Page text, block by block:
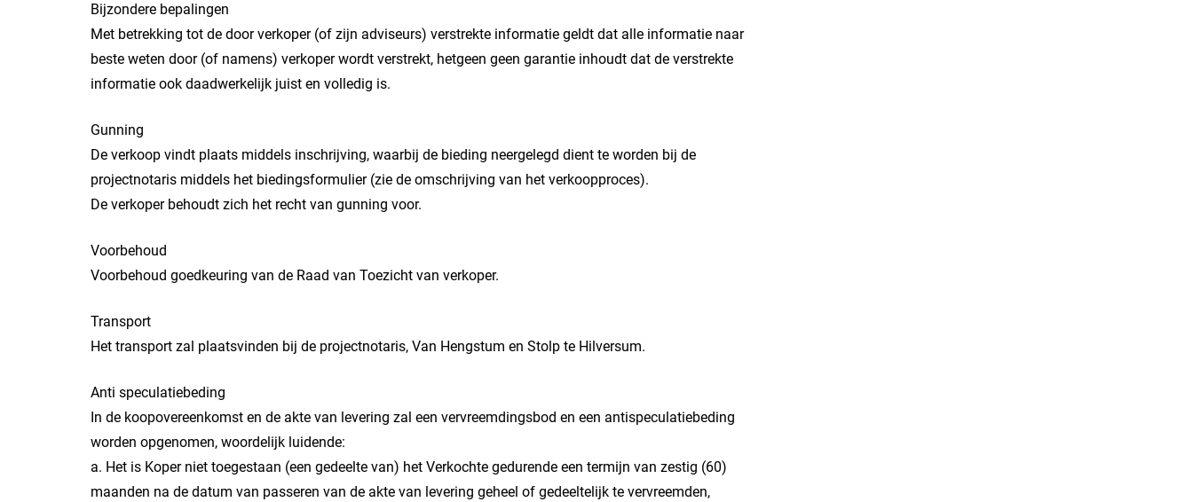
Bijzondere bepalingen
Met betrekking tot de door verkoper (of zijn adviseurs) verstrekte informatie geldt dat alle informatie naar
beste weten door (of namens) verkoper wordt verstrekt, hetgeen geen garantie inhoudt dat de verstrekte
informatie ook daadwerkelijk juist en volledig is.
Gunning
De verkoop vindt plaats middels inschrijving, waarbij de bieding neergelegd dient te worden bij de
projectnotaris middels het biedingsformulier (zie de omschrijving van het verkoopproces).
De verkoper behoudt zich het recht van gunning voor.
Voorbehoud
Voorbehoud goedkeuring van de Raad van Toezicht van verkoper.
Transport
Het transport zal plaatsvinden bij de projectnotaris, Van Hengstum en Stolp te Hilversum.
Anti speculatiebeding
In de koopovereenkomst en de akte van levering zal een vervreemdingsbod en een antispeculatiebeding
worden opgenomen, woordelijk luidende:
a. Het is Koper niet toegestaan (een gedeelte van) het Verkochte gedurende een termijn van zestig (60)
maanden na de datum van passeren van de akte van levering geheel of gedeeltelijk te vervreemden,